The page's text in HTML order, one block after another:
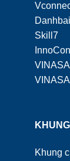
Skill7
Khung